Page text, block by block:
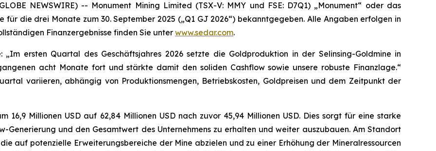
NEWSWIRE) -- Monument Mining Limited (TSX-V: MMY und FSE: D7Q1) „Monument“ oder das
für die drei Monate zum 30. September 2025 („Q1 GJ 2026“) bekanntgegeben. Alle Angaben erfolgen in
Finanzergebnisse finden Sie unter www.sedar.com.
„Im ersten Quartal des Geschäftsjahres 2026 setzte die Goldproduktion in der Selinsing-Goldmine in
acht Monate fort und stärkte damit den soliden Cashflow sowie unsere robuste Finanzlage.“
variieren, abhängig von Produktionsmengen, Betriebskosten, Goldpreisen und dem Zeitpunkt der
Millionen USD auf 62,84 Millionen USD nach zuvor 45,94 Millionen USD. Dies sorgt für eine starke
Generierung und den Gesamtwert des Unternehmens zu erhalten und weiter auszubauen. Am Standort
auf potenzielle Erweiterungsbereiche der Mine abzielen und zu einer Erhöhung der Mineralressourcen